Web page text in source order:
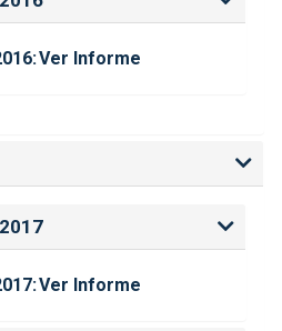
Ver Informe
Ver Informe